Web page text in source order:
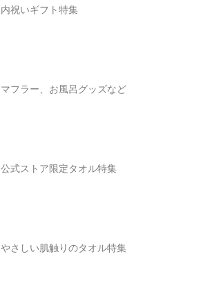
内祝いギフト特集
マフラー、お風呂グッズなど
公式ストア限定タオル特集
やさしい肌触りのタオル特集